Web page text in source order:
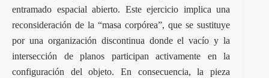
entramado espacial abierto. Este ejercicio implica una
reconsideración de la “masa corpórea”, que se sustituye
por una organización discontinua donde el vacío y la
intersección de planos participan activamente en la
configuración del objeto. En consecuencia, la pieza